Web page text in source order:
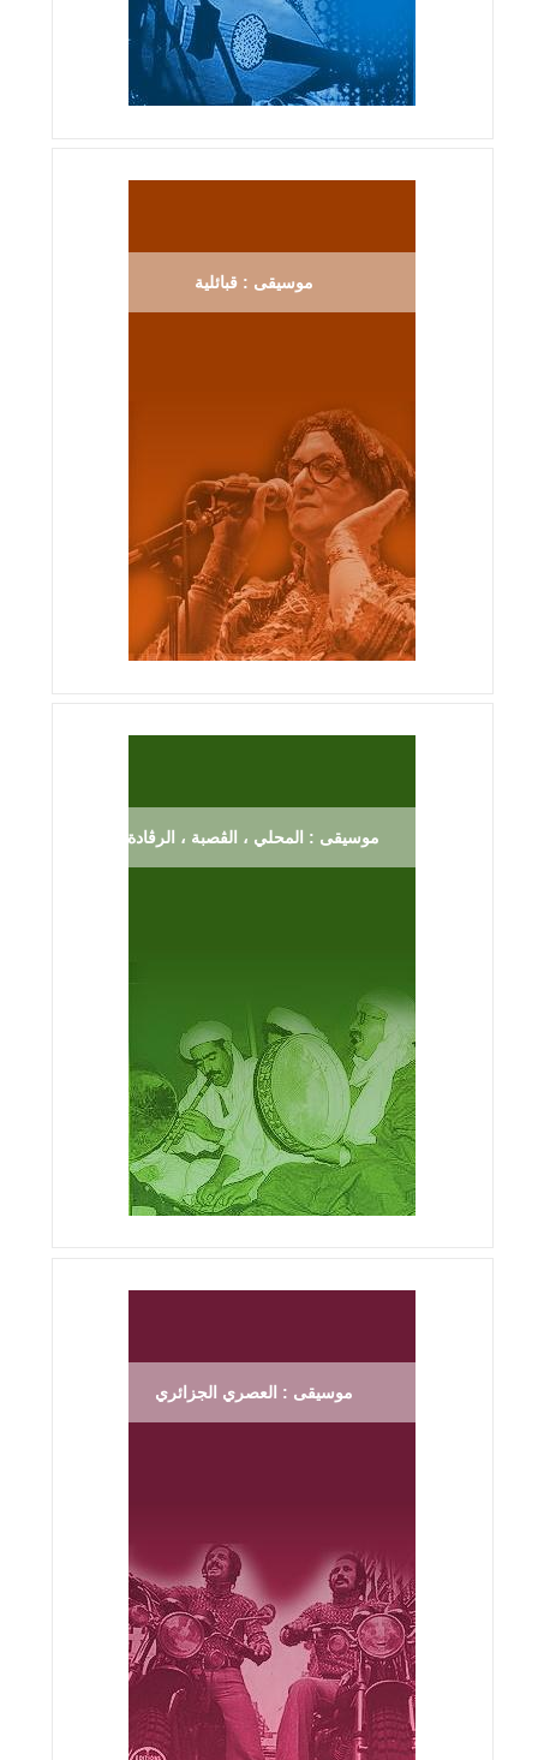
موسيقى : قبائلية
موسيقى : المحلي ، الڨصبة ، الرڨادة
موسيقى : العصري الجزائري